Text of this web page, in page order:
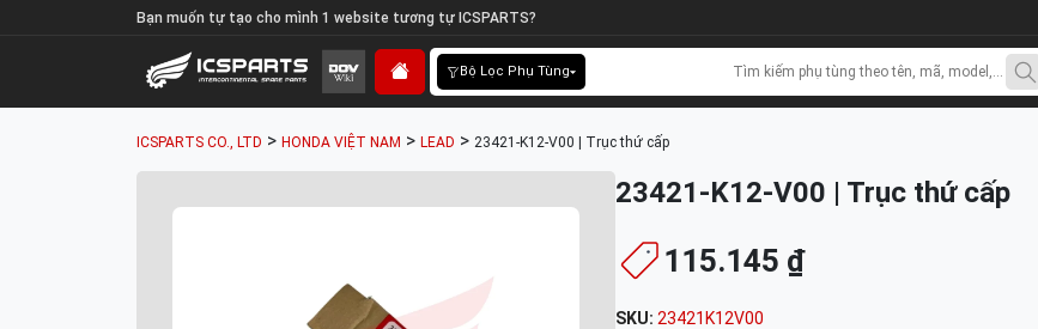
Bạn muốn tự tạo cho mình 1 website tương tự ICSPARTS?
Bộ Lọc Phụ Tùng
ICSPARTS CO., LTD > HONDA VIỆT NAM > LEAD > 23421-K12-V00 | Trục thứ cấp
23421-K12-V00 | Trục thứ cấp
115.145 ₫
SKU: 23421K12V00